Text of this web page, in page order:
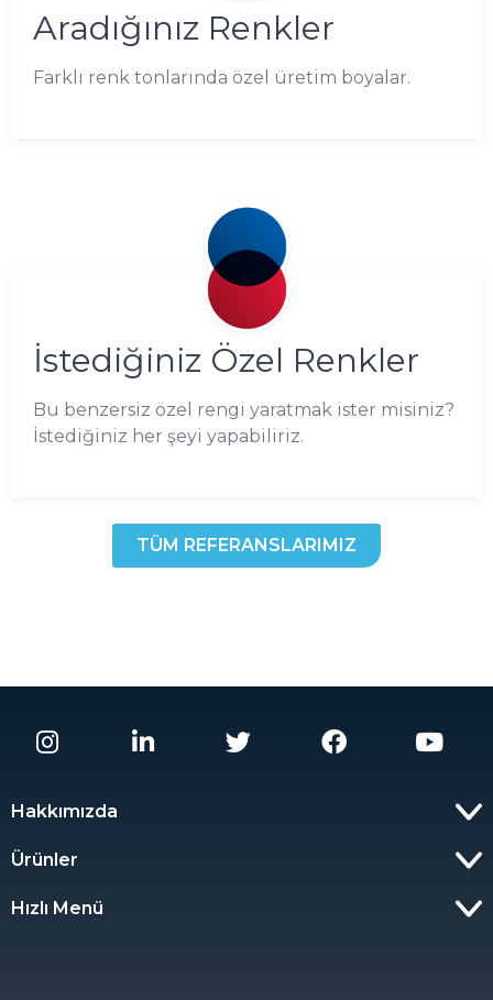
Aradığınız Renkler
Farklı renk tonlarında özel üretim boyalar.
İstediğiniz Özel Renkler
Bu benzersiz özel rengi yaratmak ister misiniz?
İstediğiniz her şeyi yapabiliriz.
TÜM REFERANSLARIMIZ
Hakkımızda
Ürünler
Hızlı Menü